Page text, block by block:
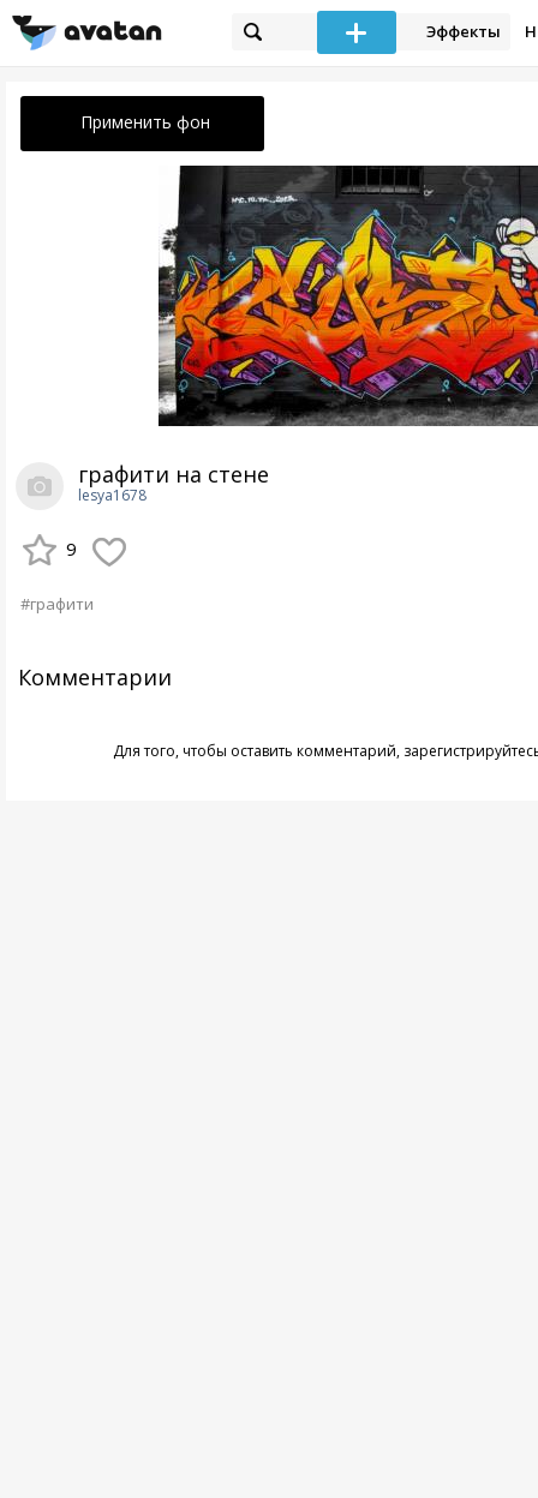
Эффекты
Применить фон
графити на стене
lesya1678
9
#графити
Комментарии
Для того, чтобы оставить комментарий,